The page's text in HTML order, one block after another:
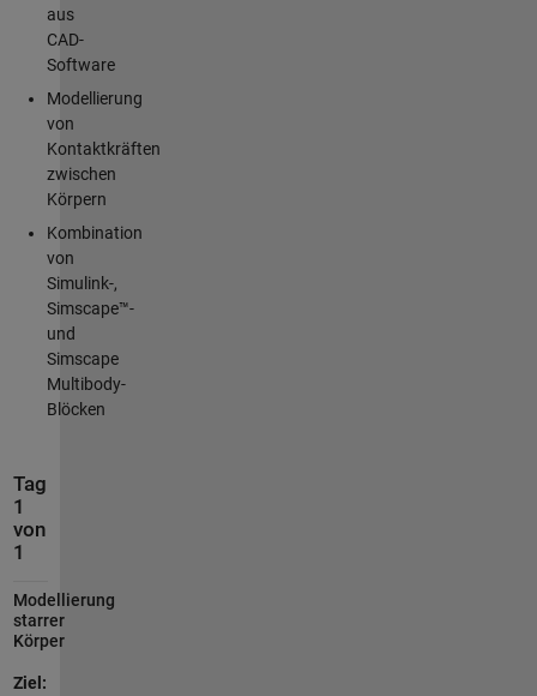
aus
CAD-
Software
Modellierung
von
Kontaktkräften
zwischen
Körpern
Kombination
von
Simulink-,
Simscape™-
und
Simscape
Multibody-
Blöcken
Tag
1
von
1
Modellierung
starrer
Körper
Ziel: